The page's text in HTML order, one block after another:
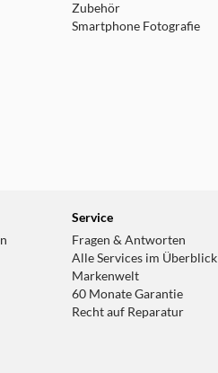
Zubehör
Smartphone Fotografie
Service
Fragen & Antworten
Alle Services im Überblick
Markenwelt
60 Monate Garantie
Recht auf Reparatur